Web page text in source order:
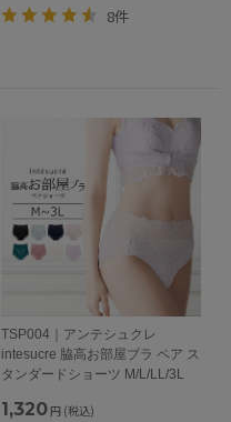
8件
TSP004｜アンテシュクレ
intesucre 脇高お部屋ブラ ペア ス
タンダードショーツ M/L/LL/3L
1,320 円 (税込)